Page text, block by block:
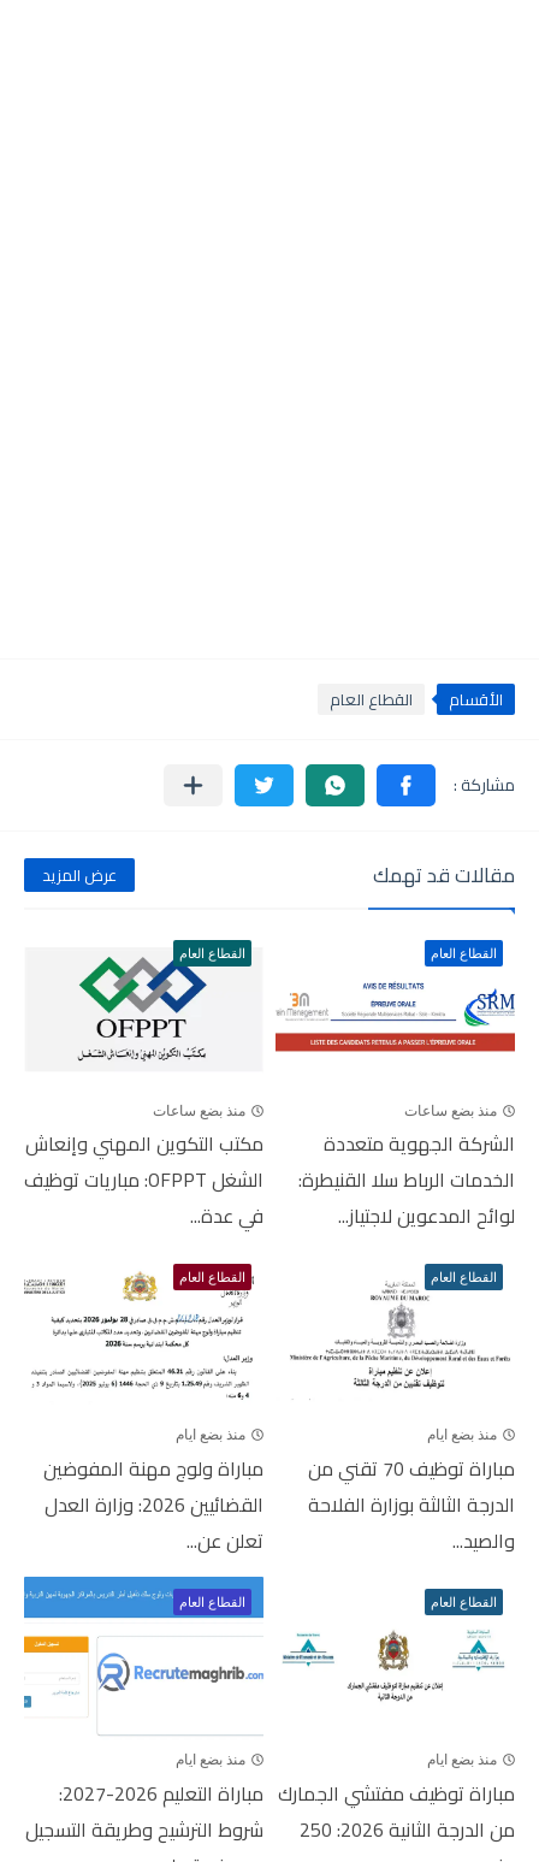
الأقسام القطاع العام
مقالات قد تهمك عرض المزيد
القطاع العام
منذ بضع ساعات
الشركة الجهوية متعددة
الخدمات الرباط سلا القنيطرة:
لوائح المدعوين لاجتياز...
القطاع العام
منذ بضع ساعات
مكتب التكوين المهني وإنعاش
الشغل OFPPT: مباريات توظيف
في عدة...
القطاع العام
منذ بضع ايام
مباراة توظيف 70 تقني من
الدرجة الثالثة بوزارة الفلاحة
والصيد...
القطاع العام
منذ بضع ايام
مباراة ولوج مهنة المفوضين
القضائيين 2026: وزارة العدل
تعلن عن...
القطاع العام
منذ بضع ايام
مباراة توظيف مفتشي الجمارك
من الدرجة الثانية 2026: 250
القطاع العام
منذ بضع ايام
مباراة التعليم 2026-2027:
شروط الترشيح وطريقة التسجيل